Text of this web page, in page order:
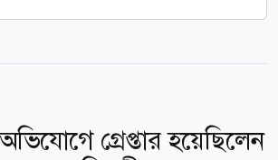
গ্রেপ্তার হয়েছিলেন